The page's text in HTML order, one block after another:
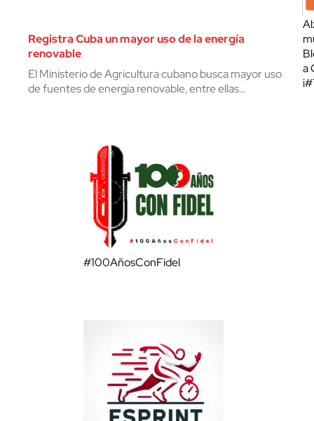
Registra Cuba un mayor uso de la energía
renovable
El Ministerio de Agricultura cubano busca mayor uso
de fuentes de energía renovable, entre ellas…
a
#100AñosConFidel